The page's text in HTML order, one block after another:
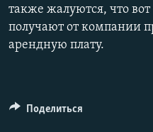
также жалуются, что
получают от компании
арендную плату.
Поделиться